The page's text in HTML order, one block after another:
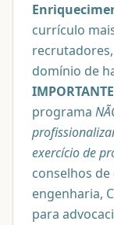
currículo
domínio de
programa
exercício de
conselhos de
engenharia,
para